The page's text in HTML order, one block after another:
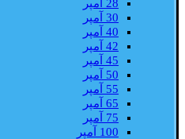
28 آمپر
30 آمپر
40 آمپر
42 آمپر
45 آمپر
50 آمپر
55 آمپر
65 آمپر
75 آمپر
100 آمپر